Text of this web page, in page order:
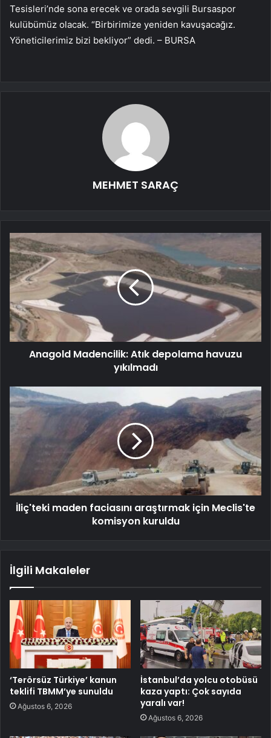
Tesisleri’nde sona erecek ve orada sevgili Bursaspor
kulübümüz olacak. “Birbirimize yeniden kavuşacağız.
Yöneticilerimiz bizi bekliyor” dedi. – BURSA
MEHMET SARAÇ
Anagold Madencilik: Atık depolama havuzu
yıkılmadı
İliç'teki maden faciasını araştırmak için Meclis'te
komisyon kuruldu
İlgili Makaleler
‘Terörsüz Türkiye’ kanun
teklifi TBMM’ye sunuldu
Ağustos 6, 2026
İstanbul’da yolcu otobüsü
kaza yaptı: Çok sayıda
yaralı var!
Ağustos 6, 2026